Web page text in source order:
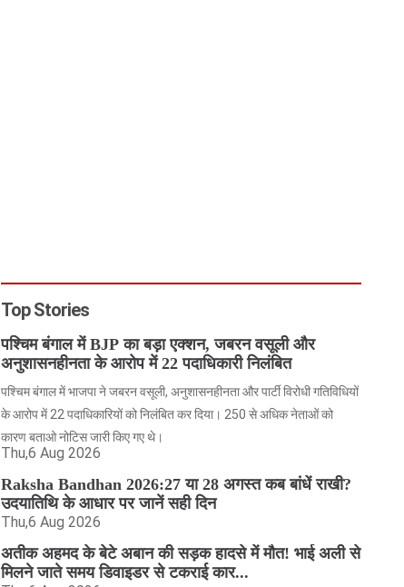
Top Stories
पश्चिम बंगाल में BJP का बड़ा एक्शन, जबरन वसूली और
अनुशासनहीनता के आरोप में 22 पदाधिकारी निलंबित
पश्चिम बंगाल में भाजपा ने जबरन वसूली, अनुशासनहीनता और पार्टी विरोधी गतिविधियों
के आरोप में 22 पदाधिकारियों को निलंबित कर दिया। 250 से अधिक नेताओं को
कारण बताओ नोटिस जारी किए गए थे।
Thu,6 Aug 2026
Raksha Bandhan 2026:27 या 28 अगस्त कब बांधें राखी?
उदयातिथि के आधार पर जानें सही दिन
Thu,6 Aug 2026
अतीक अहमद के बेटे अबान की सड़क हादसे में मौत! भाई अली से
मिलने जाते समय डिवाइडर से टकराई कार...